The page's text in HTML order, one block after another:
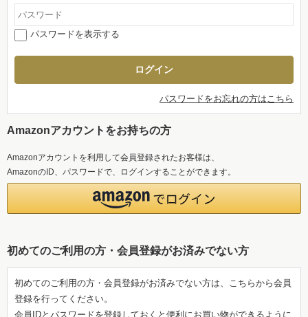
パスワードを表示する
パスワードをお忘れの方はこちら
Amazonアカウントをお持ちの方
Amazonアカウントを利用して会員登録されたお客様は、
AmazonのID、パスワードで、ログインすることができます。
初めてのご利用の方・会員登録がお済みでない方
初めてのご利用の方・会員登録がお済みでない方は、こちらから会員
登録を行ってください。
会員IDとパスワードを登録しておくと便利にお買い物ができるように